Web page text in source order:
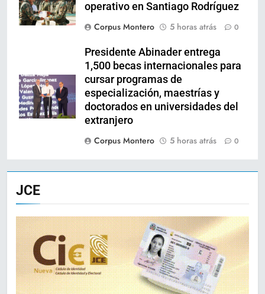
JCE
operativo en Santiago Rodríguez
Corpus Montero
5 horas atrás 0
Presidente Abinader entrega
1,500 becas internacionales para
cursar programas de
especialización, maestrías y
doctorados en universidades del
extranjero
Corpus Montero
5 horas atrás 0